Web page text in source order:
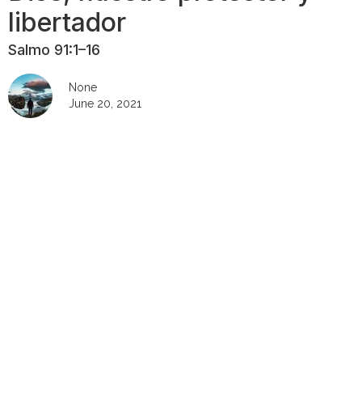
libertador
Salmo 91:1–16
None
June 20, 2021